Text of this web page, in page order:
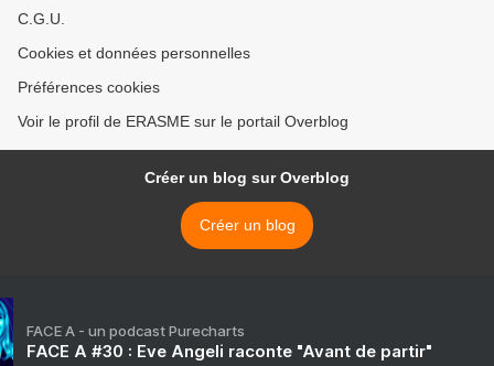
C.G.U.
Cookies et données personnelles
Préférences cookies
Voir le profil de ERASME sur le portail Overblog
Créer un blog sur Overblog
Créer un blog
FACE A - un podcast Purecharts
FACE A #30 : Eve Angeli raconte "Avant de partir"